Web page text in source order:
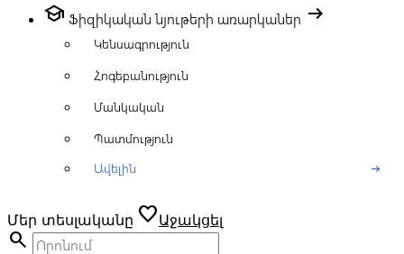
school Ֆիզիկական նյութերի առարկաներ arrow_right_alt
Կենսագրություն
Հոգեբանություն
Մանկական
Պատմություն
Ավելին
arrow_right_alt
Մեր տեսլականը favoriteԱջակցել
search